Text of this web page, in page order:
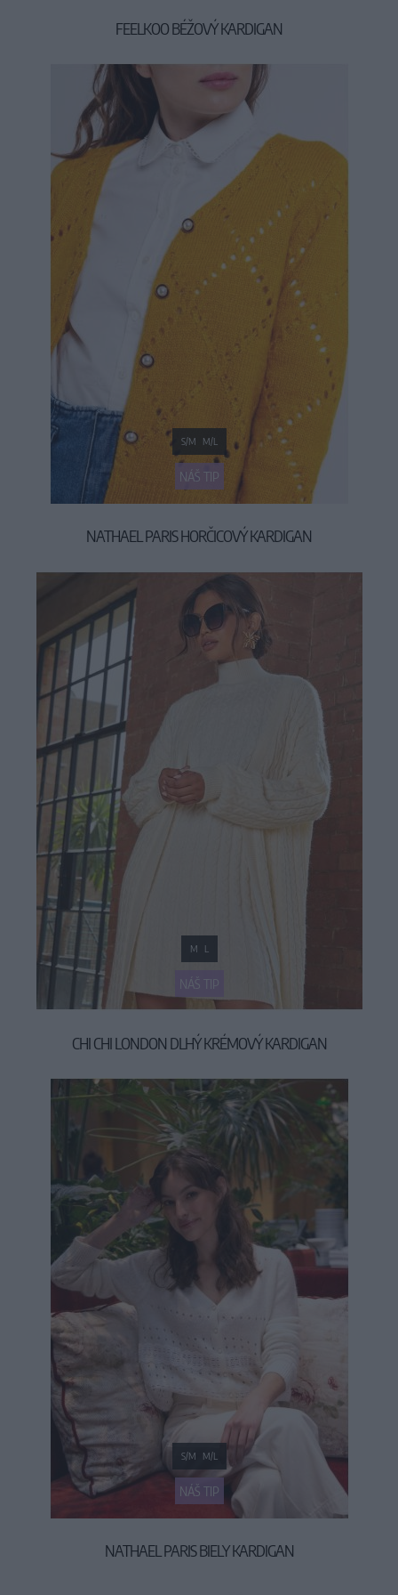
FEELKOO BÉŽOVÝ KARDIGAN
35,90 €
NÁŠ TIP
S/M M/L
NATHAEL PARIS HORČICOVÝ KARDIGAN
34,90 €
NÁŠ TIP
M L
CHI CHI LONDON DLHÝ KRÉMOVÝ KARDIGAN
49,90 €
NÁŠ TIP
S/M M/L
NATHAEL PARIS BIELY KARDIGAN